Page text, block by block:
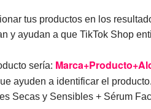
tus productos en los
y ayudan a que TikTok Shop
sería:
ayuden a identificar el producto.
Secas y Sensibles + Sérum